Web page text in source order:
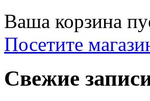
Ваша корзина
Посетите
Свежие